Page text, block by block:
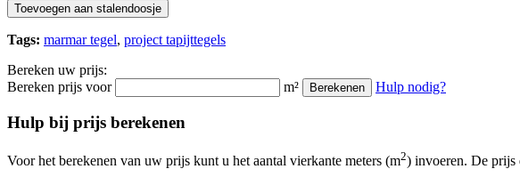
Toevoegen aan stalendoosje
Tags: marmar tegel, project tapijttegels
Bereken uw prijs:
Bereken prijs voor
m² Berekenen Hulp nodig?
Hulp bij prijs berekenen
Voor het berekenen van uw prijs kunt u het aantal vierkante meters (m2) invoeren. De prijs